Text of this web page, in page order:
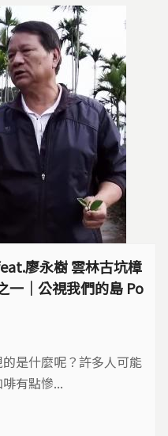
廖永樹 雲林古坑樟
一｜公視我們的島 Po
是什麼呢？許多人可能
有點慘...